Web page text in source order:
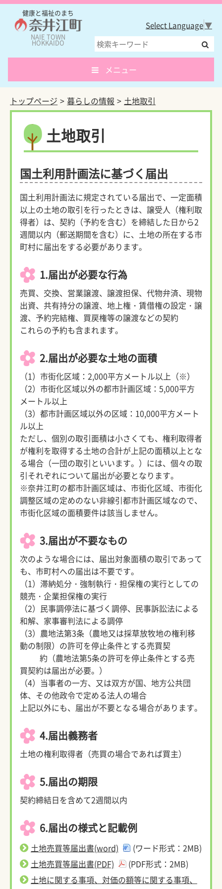
健康と福祉のまち
NAIE TOWN
HOKKAIDO
Select Language▼
メニュー
トップページ 暮らしの情報 土地取引
土地取引
国土利用計画法に基づく届出
国土利用計画法に規定されている届出で、一定面積
以上の土地の取引を行ったときは、譲受人（権利取
得者）は、契約（予約を含む）を締結した日から2
週間以内（郵送期間を含む）に、土地の所在する市
町村に届出をする必要があります。
1.届出が必要な行為
売買、交換、営業譲渡、譲渡担保、代物弁済、現物
出資、共有持分の譲渡、地上権・賃借権の設定・譲
渡、予約完結権、買戻権等の譲渡などの契約
これらの予約も含まれます。
2.届出が必要な土地の面積
（1）市街化区域：2,000平方メートル以上（※）
（2）市街化区域以外の都市計画区域：5,000平方
メートル以上
（3）都市計画区域以外の区域：10,000平方メート
ル以上
ただし、個別の取引面積は小さくても、権利取得者
が権利を取得する土地の合計が上記の面積以上とな
る場合（一団の取引といいます。）には、個々の取
引それぞれについて届出が必要となります。
※奈井江町の都市計画区域は、市街化区域、市街化
調整区域の定めのない非線引都市計画区域なので、
市街化区域の面積要件は該当しません。
3.届出が不要なもの
次のような場合には、届出対象面積の取引であって
も、市町村への届出は不要です。
（1）滞納処分・強制執行・担保権の実行としての
競売・企業担保権の実行
（2）民事調停法に基づく調停、民事訴訟法による
和解、家事審判法による調停
（3）農地法第3条（農地又は採草放牧地の権利移
動の制限）の許可を停止条件とする売買契
約（農地法第5条の許可を停止条件とする売
買契約は届出が必要。）
（4）当事者の一方、又は双方が国、地方公共団
体、その他政令で定める法人の場合
上記以外にも、届出が不要となる場合があります。
4.届出義務者
土地の権利取得者（売買の場合であれば買主）
5.届出の期限
契約締結日を含めて2週間以内
6.届出の様式と記載例
土地売買等届出書(word)
(ワード形式：2MB)
土地売買等届出書(PDF)
(PDF形式：2MB)
土地に関する事項、対価の額等に関する事項、